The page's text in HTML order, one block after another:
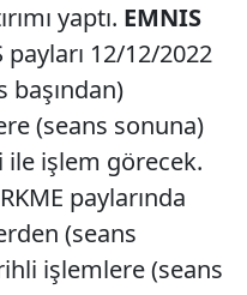
yaptı. EMNIS
12/12/2022
(seans sonuna)
işlem görecek.
paylarında
(seans
işlemlere (seans